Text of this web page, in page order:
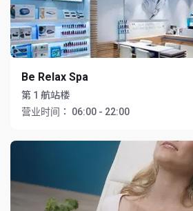
Be Relax Spa
第 1 航站楼
营业时间：
06:00 - 22:00